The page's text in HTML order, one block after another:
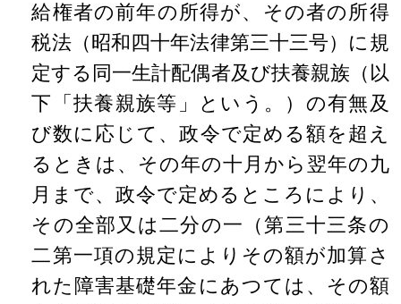
給権者の前年の所得が、その者の所得
税法（昭和四十年法律第三十三号）に規
定する同一生計配偶者及び扶養親族（以
下「扶養親族等」という。）の有無及
び数に応じて、政令で定める額を超え
るときは、その年の十月から翌年の九
月まで、政令で定めるところにより、
その全部又は二分の一（第三十三条の
二第一項の規定によりその額が加算さ
れた障害基礎年金にあつては、その額